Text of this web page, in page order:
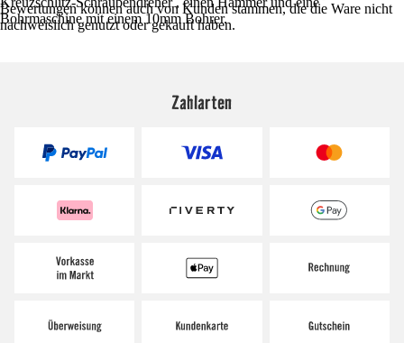
Bohrmaschine mit einem 10mm Bohrer.
Bewertungen können auch von Kunden stammen, die die Ware nicht
nachweislich genutzt oder gekauft haben.
Zahlarten